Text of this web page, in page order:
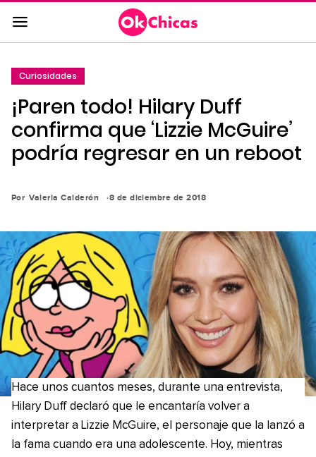
Saltar
al
contenido
a
la
navegación
principal
Curiosidades
¡Paren todo! Hilary Duff
confirma que ‘Lizzie McGuire’
podría regresar en un reboot
Por Valeria Calderón 8 de diciembre de 2018
Hace unos cuantos meses, durante una entrevista,
Hilary Duff declaró que le encantaría volver a
interpretar a Lizzie McGuire, el personaje que la lanzó a
la fama cuando era una adolescente. Hoy, mientras